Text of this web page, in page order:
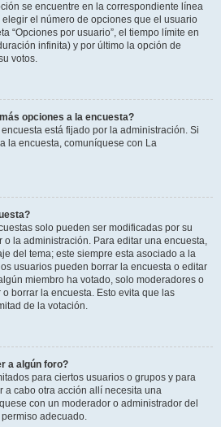
se encuentre en la correspondiente línea
el número de opciones que el usuario
“Opciones por usuario”, el tiempo límite en
infinita) y por último la opción de
votos.
opciones a la encuesta?
está fijado por la administración. Si
la encuesta, comuníquese con La
solo pueden ser modificadas por su
la administración. Para editar una encuesta,
del tema; este siempre esta asociado a la
usuarios pueden borrar la encuesta o editar
miembro ha votado, solo moderadores o
borrar la encuesta. Esto evita que las
de la votación.
a algún foro?
para ciertos usuarios o grupos y para
a cabo otra acción allí necesita una
con un moderador o administrador del
adecuado.